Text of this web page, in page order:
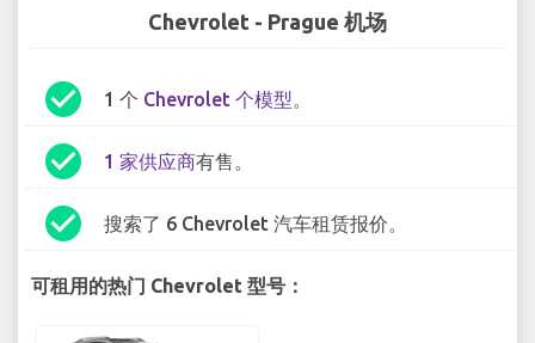
Chevrolet - Prague 机场
check_circle 1 个 Chevrolet 个模型。
check_circle 1 家供应商有售。
check_circle 搜索了 6 Chevrolet 汽车租赁报价。
可租用的热门 Chevrolet 型号：